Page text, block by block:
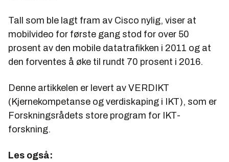
Tall som ble lagt fram av Cisco nylig, viser at
mobilvideo for første gang stod for over 50
prosent av den mobile datatrafikken i 2011 og at
den forventes å øke til rundt 70 prosent i 2016.
Denne artikkelen er levert av VERDIKT
(Kjernekompetanse og verdiskaping i IKT), som er
Forskningsrådets store program for IKT-
forskning.
Les også: